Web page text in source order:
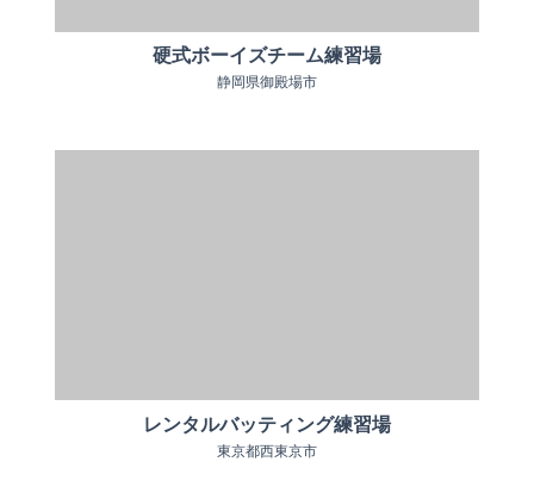
硬式ボーイズチーム練習場
レンタルバッティング練習場
静岡県御殿場市
東京都西東京市